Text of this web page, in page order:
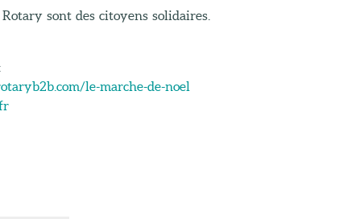
sont des citoyens solidaires.
le-marche-de-noel